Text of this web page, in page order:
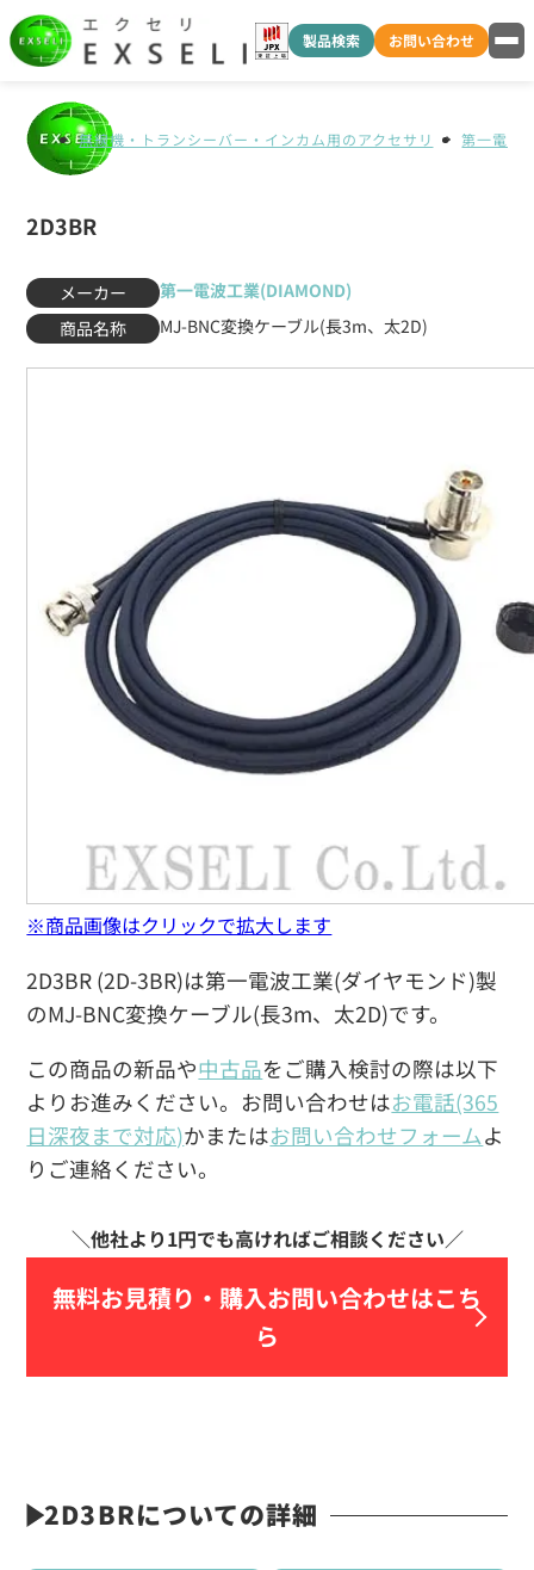
製品検索 お問い合わせ
無線機・トランシーバー・インカム用のアクセサリ 第一電波
2D3BR
メーカー
第一電波工業(DIAMOND)
商品名称
MJ-BNC変換ケーブル(長3m、太2D)
2D3BR (2D-3BR)は第一電波工業(ダイヤモンド)製
のMJ-BNC変換ケーブル(長3m、太2D)です。
この商品の新品や中古品をご購入検討の際は以下
よりお進みください。お問い合わせはお電話(365
日深夜まで対応)かまたはお問い合わせフォームよ
りご連絡ください。
無料お見積り・ 購入お問い合わせはこち
ら
※商品画像はクリックで拡大します
2D3BRについての詳細